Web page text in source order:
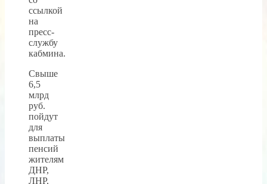
ссылкой
на
пресс-
службу
кабмина.
Свыше
6,5
млрд
руб.
пойдут
для
выплаты
пенсий
жителям
ДНР,
ЛНР,